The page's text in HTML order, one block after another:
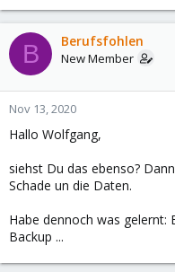
B Berufsfohlen
New Member
Nov 13, 2020
Hallo Wolfgang,
siehst Du das ebenso?
Schade un die Daten.
Habe dennoch was gelernt:
Backup ...